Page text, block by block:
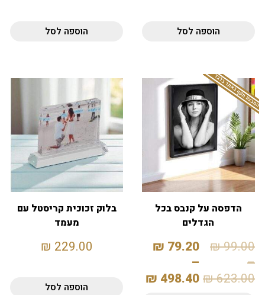
הוספה לסל הוספה לסל
המבצע תקף באתר בלבד
הדפסה על קנבס בכל
הגדלים
99.00
₪
–
623.00
₪
79.20
₪
–
498.40
₪
בלוק זכוכית קריסטל עם
מעמד
229.00
₪
הוספה לסל